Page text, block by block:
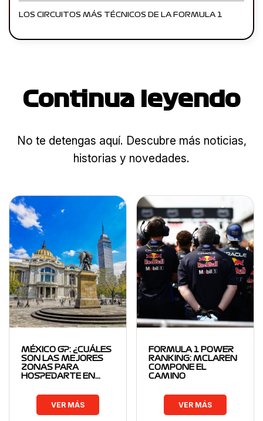
LOS CIRCUITOS MÁS TÉCNICOS DE LA FORMULA 1
Continua leyendo
No te detengas aquí. Descubre más noticias,
historias y novedades.
MÉXICO GP: ¿CUÁLES
SON LAS MEJORES
ZONAS PARA
HOSPEDARTE EN…
VER MÁS
FORMULA 1 POWER
RANKING: MCLAREN
COMPONE EL
CAMINO
VER MÁS